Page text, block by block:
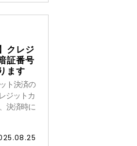
クレジ
証番号
ます
ト決済の
ジットカ
決済時に